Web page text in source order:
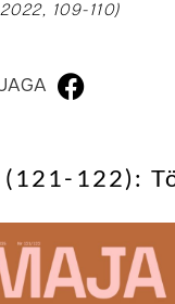
109-110)
122):